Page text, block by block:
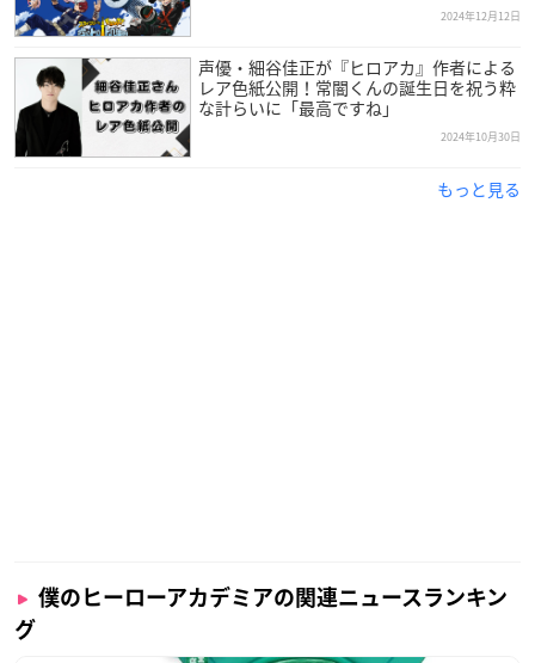
2024年12月12日
声優・細谷佳正が『ヒロアカ』作者による
レア色紙公開！常闇くんの誕生日を祝う粋
な計らいに「最高ですね」
2024年10月30日
もっと見る
僕のヒーローアカデミアの関連ニュースランキン
グ